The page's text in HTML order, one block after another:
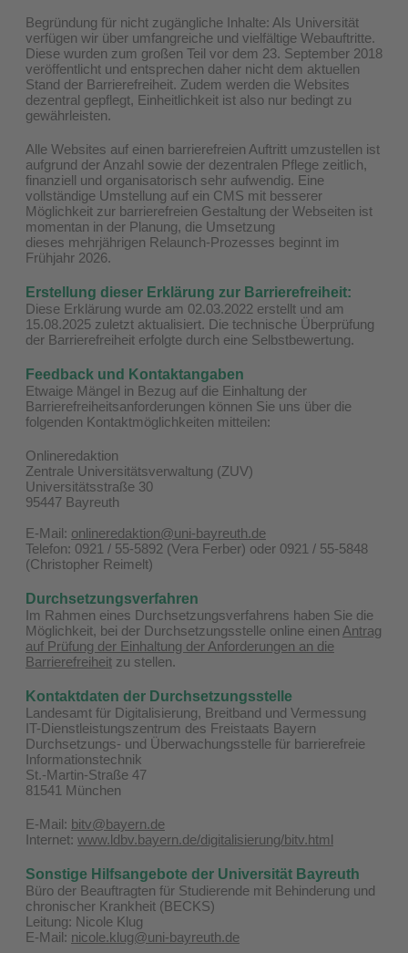
Begründung für nicht zugängliche Inhalte: Als Universität
verfügen wir über umfangreiche und vielfältige Webauftritte.
Diese wurden zum großen Teil vor dem 23. September 2018
veröffentlicht und entsprechen daher nicht dem aktuellen
Stand der Barrierefreiheit. Zudem werden die Websites
dezentral gepflegt, Einheitlichkeit ist also nur bedingt zu
gewährleisten.
Alle Websites auf einen barrierefreien Auftritt umzustellen ist
aufgrund der Anzahl sowie der dezentralen Pflege zeitlich,
finanziell und organisatorisch sehr aufwendig. Eine
vollständige Umstellung auf ein CMS mit besserer
Möglichkeit zur barrierefreien Gestaltung der Webseiten ist
momentan in der Planung, die Umsetzung
dieses mehrjährigen Relaunch-Prozesses beginnt im
Frühjahr 2026.
Erstellung dieser Erklärung zur Barrierefreiheit:
Diese Erklärung wurde am 02.03.2022 erstellt und am
15.08.2025 zuletzt aktualisiert. Die technische Überprüfung
der Barrierefreiheit erfolgte durch eine Selbstbewertung.
Feedback und Kontaktangaben
Etwaige Mängel in Bezug auf die Einhaltung der
Barrierefreiheitsanforderungen können Sie uns über die
folgenden Kontaktmöglichkeiten mitteilen:
Onlineredaktion
Zentrale Universitätsverwaltung (ZUV)
Universitätsstraße 30
95447 Bayreuth
E-Mail: onlineredaktion@uni-bayreuth.de
Telefon: 0921 / 55-5892 (Vera Ferber) oder 0921 / 55-5848
(Christopher Reimelt)
Durchsetzungsverfahren
Im Rahmen eines Durchsetzungsverfahrens haben Sie die
Möglichkeit, bei der Durchsetzungsstelle online einen Antrag
auf Prüfung der Einhaltung der Anforderungen an die
Barrierefreiheit zu stellen.
Kontaktdaten der Durchsetzungsstelle
Landesamt für Digitalisierung, Breitband und Vermessung
IT-Dienstleistungszentrum des Freistaats Bayern
Durchsetzungs- und Überwachungsstelle für barrierefreie
Informationstechnik
St.-Martin-Straße 47
81541 München
E-Mail: bitv@bayern.de
Internet: www.ldbv.bayern.de/digitalisierung/bitv.html
Sonstige Hilfsangebote der Universität Bayreuth
Büro der Beauftragten für Studierende mit Behinderung und
chronischer Krankheit (BECKS)
Leitung: Nicole Klug
E-Mail: nicole.klug@uni-bayreuth.de